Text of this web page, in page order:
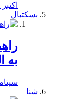
اکتبر 15, 2019
بسکتبال
به
سپتامبر
شنا